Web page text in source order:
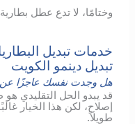
وختامًا، لا تدع عطل
خدمات تبديل
تبديل دينمو الكويت
هل وجدت نفسك عاجزًا عن
قد يبدو الحل التقليدي
إصلاح، لكن هذا الخيار
طويلاً.